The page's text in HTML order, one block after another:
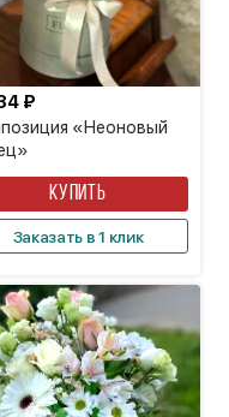
«Неоновый
₽
КУПИТЬ
Заказать в 1 клик